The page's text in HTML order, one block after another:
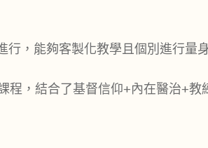
行，能夠客製化教學且個別進行量
程，結合了基督信仰+內在醫治+